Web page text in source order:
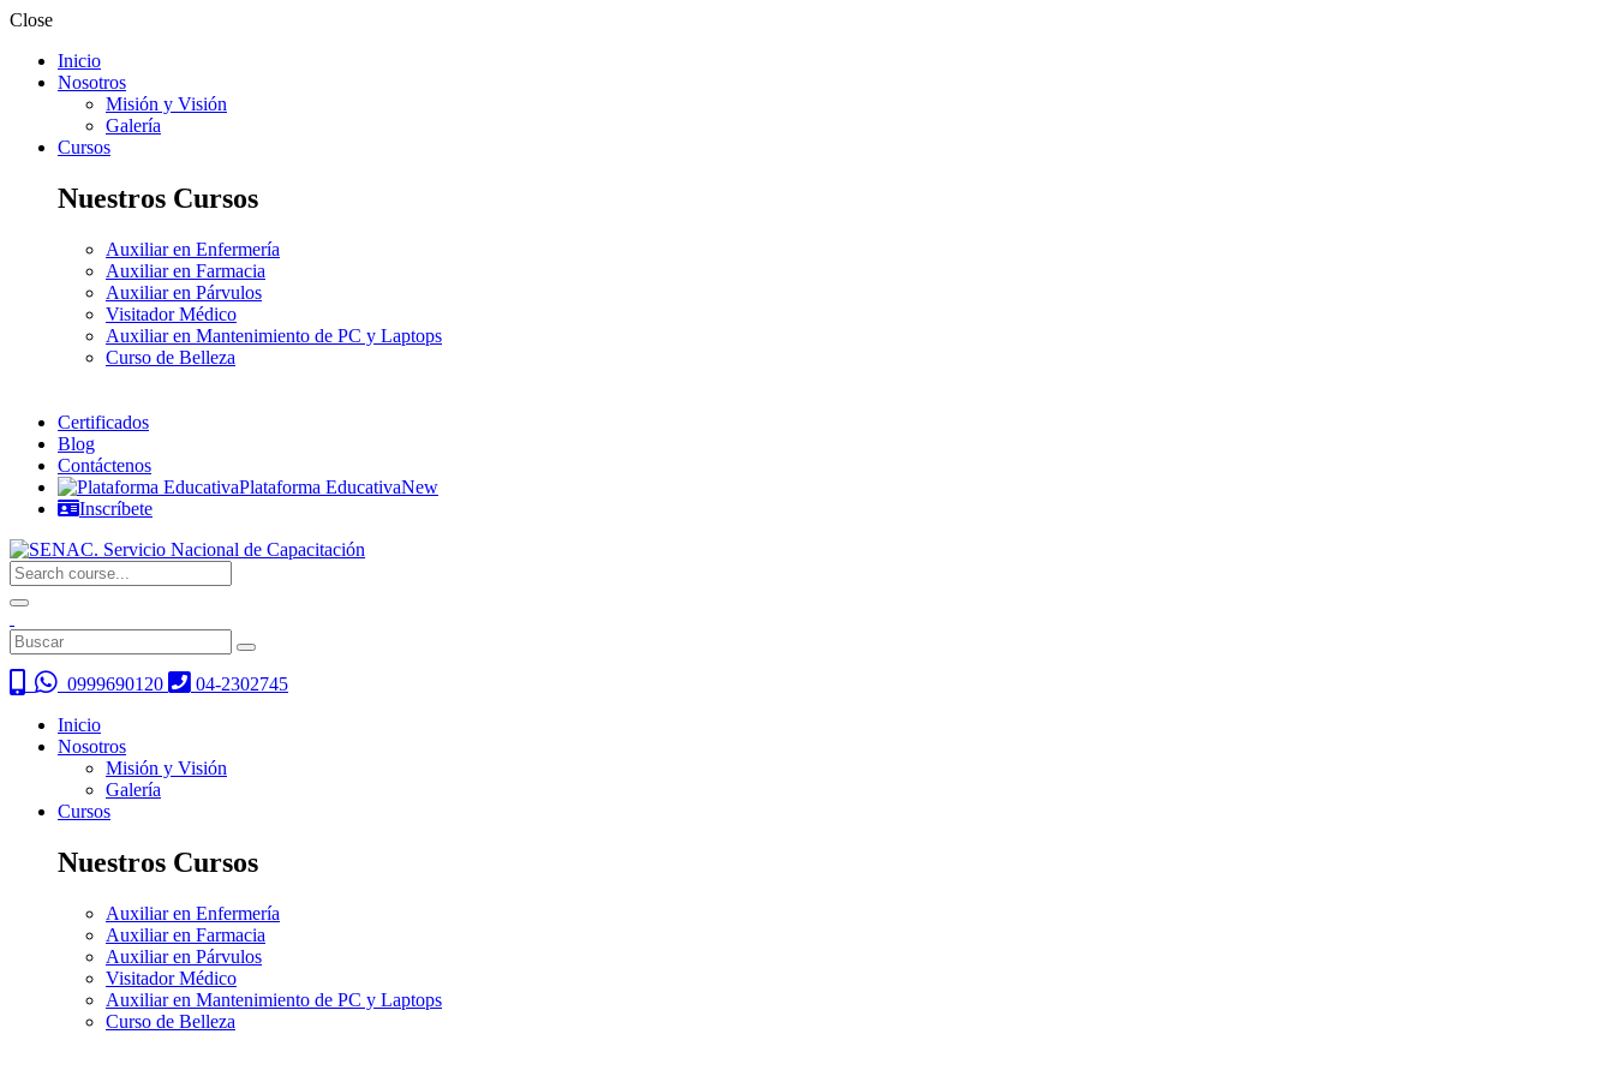
Close
Inicio
Nosotros
Misión y Visión
Galería
Cursos
Nuestros Cursos
Auxiliar en Enfermería
Auxiliar en Farmacia
Auxiliar en Párvulos
Visitador Médico
Auxiliar en Mantenimiento de PC y Laptops
Curso de Belleza
Certificados
Blog
Contáctenos
Plataforma EducativaNew
Inscríbete
0999690120
04-2302745
Inicio
Nosotros
Misión y Visión
Galería
Cursos
Nuestros Cursos
Auxiliar en Enfermería
Auxiliar en Farmacia
Auxiliar en Párvulos
Visitador Médico
Auxiliar en Mantenimiento de PC y Laptops
Curso de Belleza